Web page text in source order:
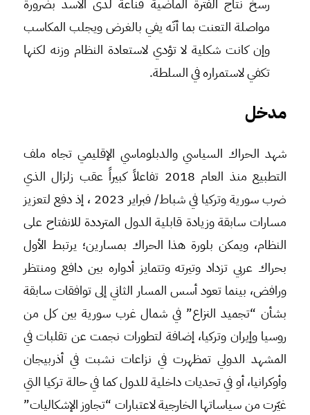
رسخ نتاج الفترة الماضية قناعة لدى الأسد بضرورة
مواصلة التعنت بما أنّه يفي بالغرض ويجلب المكاسب
وإن كانت شكلية لا تؤدي لاستعادة النظام وزنه لكنها
تكفي لاستمراره في السلطة.
مدخل
شهد الحراك السياسي والدبلوماسي الإقليمي تجاه ملف
التطبيع منذ العام 2018 تفاعلاً كبيراً عقب زلزال الذي
ضرب سورية وتركيا في شباط/ فبراير 2023 ، إذ دفع لتعزيز
مسارات سابقة وزيادة قابلية الدول المترددة للانفتاح على
النظام، ويمكن بلورة هذا الحراك بمسارين؛ يرتبط الأول
بحراك عربي تزداد وتيرته وتتمايز أدواره بين دافع ومنتظر
ورافض، بينما تعود أسس المسار الثاني إلى توافقات سابقة
بشأن “تجميد النزاع” في شمال غرب سورية بين كل من
روسيا وإيران وتركيا، إضافة لتطورات نجمت عن تقلبات في
المشهد الدولي تمظهرت في نزاعات نشبت في أذربيجان
وأوكرانيا، أو في تحديات داخلية للدول كما في حالة تركيا التي
غيّرت من سياساتها الخارجية لاعتبارات “تجاوز الإشكاليات”